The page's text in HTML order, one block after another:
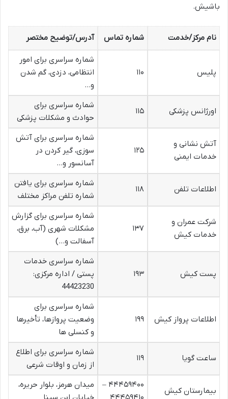
باشیش.
نام مرکز/خدمت شماره تماس آدرس/توضیح مختصر
پلیس ۱۱۰
شماره سراسری برای امور
انتظامی، دزدی، گم شدن
و…
اورژانس پزشکی ۱۱۵
شماره سراسری برای
حوادث و مشکلات پزشکی
آتش نشانی و
خدمات ایمنی
۱۲۵
شماره سراسری برای آتش
سوزی، گیر کردن در
آسانسور و…
اطلاعات تلفن ۱۱۸
شماره سراسری برای یافتن
شماره تلفن مراکز مختلف
شرکت عمران و
خدمات کیش
۱۳۷
شماره سراسری برای گزارش
مشکلات شهری (آب، برق،
آسفالت و…)
پست کیش ۱۹۳
شماره سراسری خدمات
پستی / اداره مرکزی:
44423230
اطلاعات پرواز کیش ۱۹۹
شماره سراسری برای
وضعیت پروازها، تأخیرها
و کنسلی ها
ساعت گویا ۱۱۹
شماره سراسری برای اطلاع
از زمان و اوقات شرعی
بیمارستان کیش
۴۴۴۵۹۴۰۰ –
میدان هرمز، بلوار حریره،